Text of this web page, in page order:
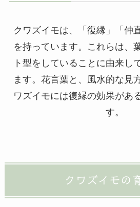
クワズイモは、「復縁」「仲
を持っています。これらは、
ト型をしていることに由来し
ます。花言葉と、風水的な見
ワズイモには復縁の効果があ
す。
クワズイモの